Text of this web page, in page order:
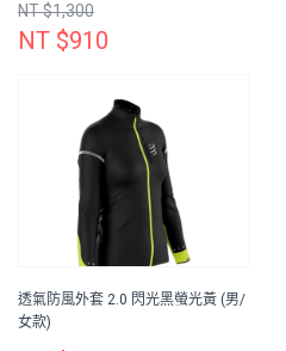
NT $1,300
NT $910
透氣防風外套 2.0 閃光黑螢光黃 (男/
女款)